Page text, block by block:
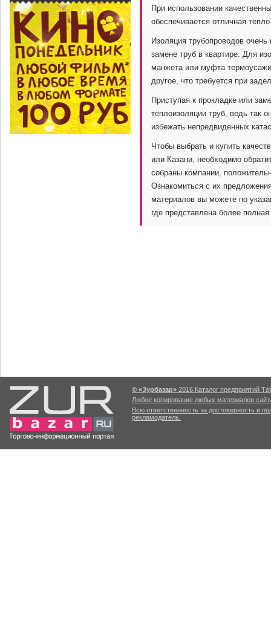
При использовании
обеспечивается отличная
Изоляция трубопроводов
замене труб в квартире. Для
манжета или муфта
другое, что требуется при
Приступая к прокладке или
теплоизоляции труб, ведь так
избежать непредвиденных
Чтобы выбрать и купить
или Казани, необходимо
собраны компании,
Ознакомиться с их
материалов вы можете по
где представлена более
© «Зурбазар» 2016 Каталог предприятий
Любое копирование любых материалов
Всю ответственность за достоверность и
рекламодатель.